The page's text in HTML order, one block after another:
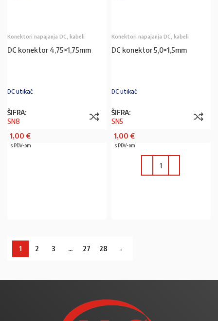
Konektori napajanja DC, kabeli
DC konektor 4,75×1,75mm
DC utikač
ŠIFRA:
SN8
1,00 €
s PDV-om
Konektori napajanja DC, kabeli
DC konektor 5,0×1,5mm
DC utikač
ŠIFRA:
SN5
1,00 €
s PDV-om
1 2 3 … 27 28 →